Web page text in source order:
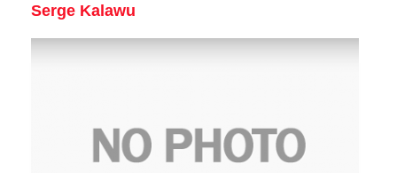
Serge Kalawu